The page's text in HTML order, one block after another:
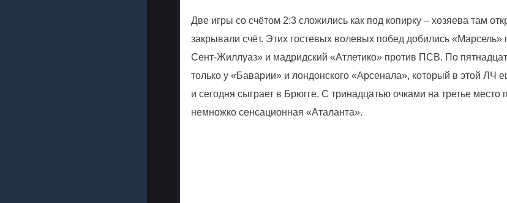
Две игры со счётом 2:3 сложились как под копирку – хозяева там
закрывали счёт. Этих гостевых волевых побед добились
Сент-Жиллуаз» и мадридский «Атлетико» против ПСВ. По
только у «Баварии» и лондонского «Арсенала», который в этой ЛЧ
и сегодня сыграет в Брюгге. С тринадцатью очками на третье место
немножко сенсационная «Аталанта».